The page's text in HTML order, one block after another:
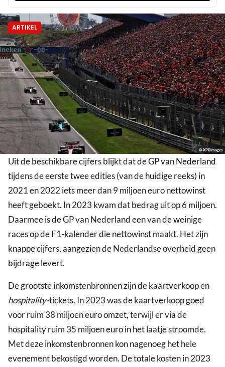
ARTIKEL
© XPBimages
Uit de beschikbare cijfers blijkt dat de GP vanNederland
tijdens de eerste twee edities (van de huidige reeks) in
2021 en 2022 iets meer dan 9 miljoen euro nettowinst
heeft geboekt. In 2023 kwam dat bedrag uit op 6 miljoen.
Daarmee is de GP van Nederland een van de weinige
races op de F1-kalender die nettowinst maakt. Het zijn
knappe cijfers, aangezien de Nederlandse overheid geen
bijdrage levert.
De grootste inkomstenbronnen zijn de kaartverkoop en
hospitality-tickets. In 2023 was de kaartverkoop goed
voor ruim 38 miljoen euro omzet, terwijl er via de
hospitality ruim 35 miljoen euro in het laatje stroomde.
Met deze inkomstenbronnen kon nagenoeg het hele
evenement bekostigd worden. De totale kosten in 2023